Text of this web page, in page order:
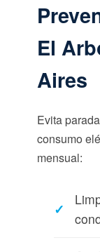
El
Aires
Evita
consumo
mensual: